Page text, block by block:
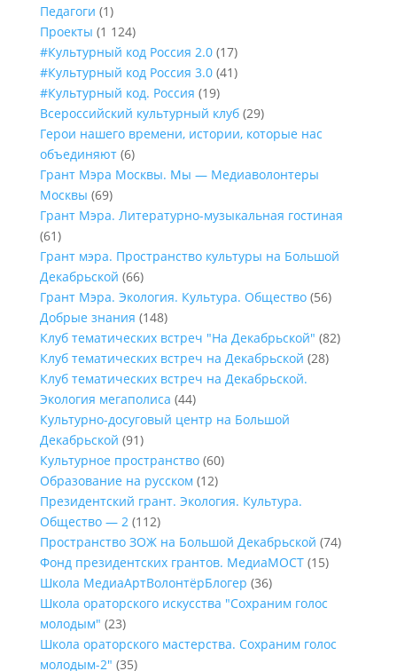
Педагоги (1)
Проекты (1 124)
#Культурный код Россия 2.0(17)
#Культурный код Россия 3.0(41)
#Культурный код. Россия (19)
Всероссийский культурный клуб(29)
Герои нашего времени, истории, которые нас
объединяют(6)
Грант Мэра Москвы. Мы — Медиаволонтеры
Москвы (69)
Грант Мэра. Литературно-музыкальная гостиная
(61)
Грант мэра. Пространство культуры на Большой
Декабрьской (66)
Грант Мэра. Экология. Культура. Общество(56)
Добрые знания (148)
Клуб тематических встреч "На Декабрьской" (82)
Клуб тематических встреч на Декабрьской (28)
Клуб тематических встреч на Декабрьской.
Экология мегаполиса (44)
Культурно-досуговый центр на Большой
Декабрьской (91)
Культурное пространство(60)
Образование на русском (12)
Президентский грант. Экология. Культура.
Общество — 2(112)
Пространство ЗОЖ на Большой Декабрьской (74)
Фонд президентских грантов. МедиаМОСТ(15)
Школа МедиаАртВолонтёрБлогер (36)
Школа ораторского искусства "Сохраним голос
молодым" (23)
Школа ораторского мастерства. Сохраним голос
молодым-2" (35)